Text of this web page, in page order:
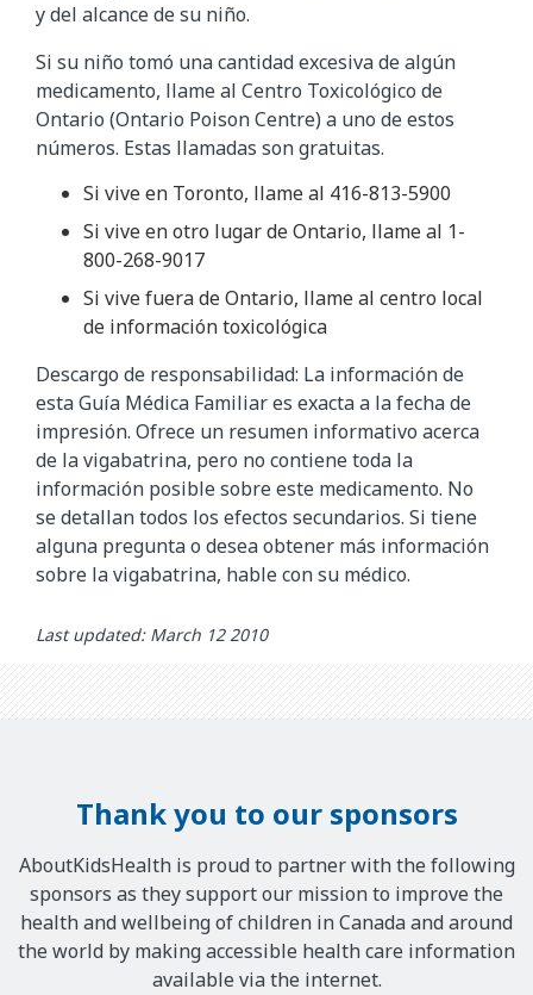
y del alcance de su niño.
Si su niño tomó una cantidad excesiva de algún
medicamento, llame al Centro Toxicológico de
Ontario (Ontario Poison Centre) a uno de estos
números. Estas llamadas son gratuitas.
Si vive en Toronto, llame al 416-813-5900
Si vive en otro lugar de Ontario, llame al 1-
800-268-9017
Si vive fuera de Ontario, llame al centro local
de información toxicológica
Descargo de responsabilidad: La información de
esta Guía Médica Familiar es exacta a la fecha de
impresión. Ofrece un resumen informativo acerca
de la vigabatrina, pero no contiene toda la
información posible sobre este medicamento. No
se detallan todos los efectos secundarios. Si tiene
alguna pregunta o desea obtener más información
sobre la vigabatrina, hable con su médico.
Last updated: March 12 2010
Thank you to our sponsors
AboutKidsHealth is proud to partner with the following
sponsors as they support our mission to improve the
health and wellbeing of children in Canada and around
the world by making accessible health care information
available via the internet.